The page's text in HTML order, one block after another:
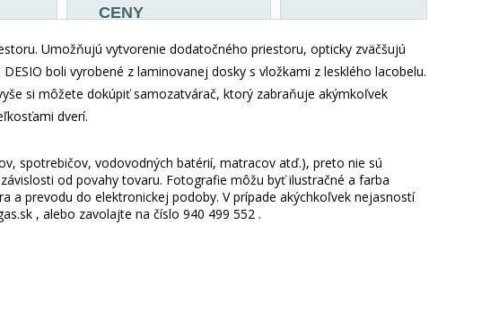
CENY
Umožňujú vytvorenie dodatočného priestoru, opticky zväčšujú
boli vyrobené z laminovanej dosky s vložkami z lesklého lacobelu.
si môžete dokúpiť samozatvárač, ktorý zabraňuje akýmkoľvek
dverí.
spotrebičov, vodovodných batérií, matracov atď.), preto nie sú
od povahy tovaru. Fotografie môžu byť ilustračné a farba
prevodu do elektronickej podoby. V prípade akýchkoľvek nejasností
, alebo zavolajte na číslo 940 499 552 .